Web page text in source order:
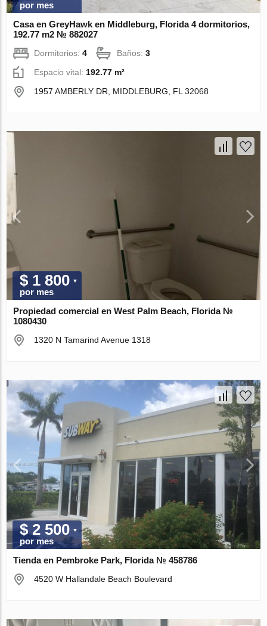
por mes
Casa en GreyHawk en Middleburg, Florida 4 dormitorios,
192.77 m2 № 882027
Dormitorios:4 Baños:3
Espacio vital: 192.77 m²
1957 AMBERLY DR, MIDDLEBURG, FL 32068
$ 1 800
por mes
Propiedad comercial en West Palm Beach, Florida №
1080430
1320 N Tamarind Avenue 1318
$ 2 500
por mes
Tienda en Pembroke Park, Florida № 458786
4520 W Hallandale Beach Boulevard